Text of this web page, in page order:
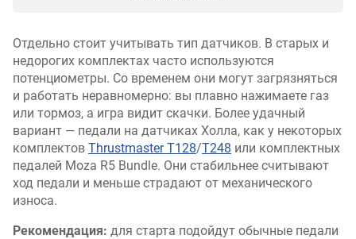
Отдельно стоит учитывать тип датчиков. В старых и
недорогих комплектах часто используются
потенциометры. Со временем они могут загрязняться
и работать неравномерно: вы плавно нажимаете газ
или тормоз, а игра видит скачки. Более удачный
вариант — педали на датчиках Холла, как у некоторых
комплектов Thrustmaster T128/T248 или комплектных
педалей Moza R5 Bundle. Они стабильнее считывают
ход педали и меньше страдают от механического
износа.
Рекомендация: для старта подойдут обычные педали